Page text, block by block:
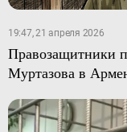
19:47, 21 апреля 2026
Правозащитники
Муртазова в